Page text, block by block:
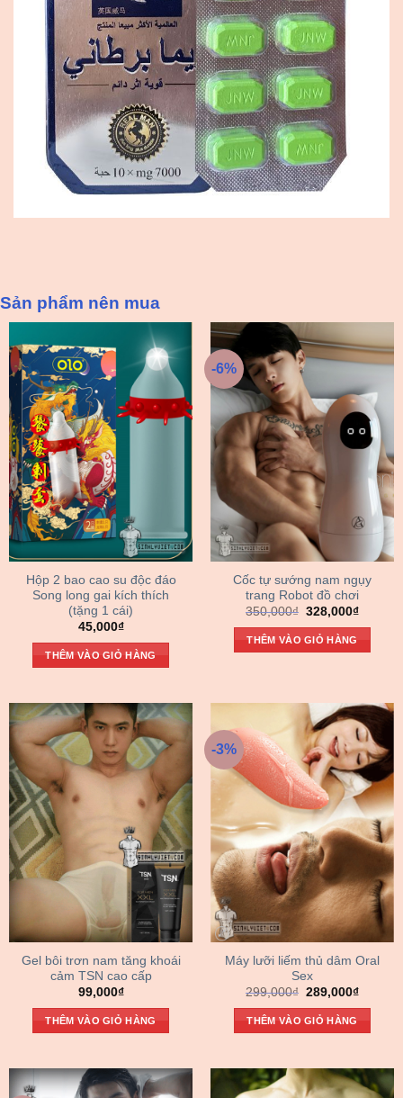
Sản phẩm nên mua
Hộp 2 bao cao su độc đáo
Song long gai kích thích
(tặng 1 cái)
45,000₫
THÊM VÀO GIỎ HÀNG
-6%
Cốc tự sướng nam ngụy
trang Robot đồ chơi
350,000₫ Giá
là:
350,000₫.
328,000₫Giá
THÊM VÀO GIỎ HÀNG
Gel bôi trơn nam tăng khoái
cảm TSN cao cấp
99,000₫
THÊM VÀO GIỎ HÀNG
-3%
Máy lưỡi liếm thủ dâm Oral
Sex
299,000₫ Giá
là:
299,000₫.
289,000₫Giá
THÊM VÀO GIỎ HÀNG